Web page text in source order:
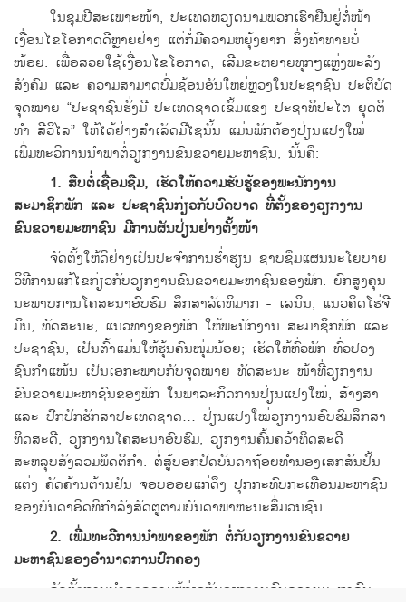
​ໃນ​ຊຸມ​ປີ​ສະ​ເພາະ​ໜ້າ, ປະ​ເທດ​ຫວຽດນາມ​ພວກ​ເຮົາ​ຢືນ​ຢູ່​ຕໍ່ໜ້າ​​
ເງື່ອນ​ໄຂໂອກາດ​ດີຫຼາຍ​ຢ່າງ ​ແຕ່​ກໍ່​ມີ​ຄວາມ​ຫຍຸ້ງຍາກ ສິ່ງ​ທ້າ​ທາຍ​ບໍ່​
ໜ້ອຍ. ​ເພື່ອ​ສວຍ​ໃຊ້​ເງື່ອນ​ໄຂ​ໂອກາດ, ​ເສີມ​ຂະຫຍາຍ​ທຸກໆ​ແຫຼ່ງພະລັງ​
ສັງຄົມ ​ແລະ ຄວາມ​ສາມາດ​ບົ່ມ​ຊ້ອນ​ອັນ​ໃຫຍ່​ຫຼວງ​ໃນ​ປະຊາຊົນ ປະຕິບັດ
ຈຸດໝາຍ “ປະຊາຊົນ​ຮັ່ງມີ ປະ​ເທດ​ຊາດ​ເຂັ້ມ​ແຂງ ປະຊາທິປະ​ໄຕ ຍຸດຕິ​
ທຳ ສີວິ​ໄລ” ​​ໃຫ້ໄດ້​ຢ່າງ​ສຳ​ເລັດ​ມີ​ໄຊນັ້ນ ​ແມ່ນ​ພັກ​ຕ້ອງປ່ຽນ​ແປງ​ໃໝ່ ​
ເພີ່ມ​ທະວີ​ການ​ນຳພາ​ຕໍ່ວຽກ​ງານ​ຂົນຂວາຍ​ມະຫາຊົນ​, ນັ້ນຄື:
1. ສືບ​ຕໍ່​ເຊື່ອມ​ຊືມ, ​ເຮັດ​ໃຫ້​ຄວາມ​ຮັບ​ຮູ້ຂອງ​ພະນັກງານ
ສະມາຊິກ​ພັກ ​ແລະ ປະຊາຊົນ​ກ່ຽວ​ກັບ​ບົດບາດ ທີ່​ຕັ້ງ​ຂອງວຽກ​ງານ​
ຂົນຂວາຍ​ມະຫາຊົນ​ ມີ​ການ​ຜັນ​ປ່ຽນຢ່າງ​ຕັ້ງໜ້າ
ຈັດ​ຕັ້ງໃຫ້​ດີ​ຢ່າງ​ເປັນ​ປະຈຳການ​ຮ່ຳຮຽນ ຊາບ​ຊືມ​ແຜນ​ນະ​ໂຍບາຍ
ວິທີ​ການ​ແກ້​ໄຂ​ກ່ຽວ​ກັບວຽກ​ງານ​ຂົນຂວາຍ​ມະຫາຊົນ​ຂອງ​ພັກ. ຍົກ​ສູງຄຸນ​
ນະພາ​ບການ​ໂຄສະນາ​ອົບຮົມ ສຶກສາ​ລັດທິ​ມາກ - ​ເລ​ນິນ, ​ແນວ​ຄິດ​ໂຮ່ຈີ​
ມິ​ນ, ທັດສະນະ, ​ແນວທາງ​ຂອງ​ພັກ ​ໃຫ້​ພະນັກງານ ສະມາຊິກ​ພັກ ​ແລະ
ປະຊາ​ຊົນ, ​ເປັນ​ຕົ້າ​ແມ່ນ​ໃຫ້​ຮຸ້ນ​ຄົນ​ໜຸ່ມ​ນ້ອຍ; ​ເຮັດ​ໃຫ້​ທົ່ວ​ພັກ ທົ່ວ​ປວງ​
ຊົນ​ກຳ​ແໜ້ນ ​ເປັນ​ເອກະ​ພາບ​ກັບ​ຈຸດໝາຍ ທັດສະນະ ໜ້າ​ທີ່ວຽກ​ງານ​
ຂົນຂວາຍ​ມະຫາຊົນ​ຂອງ​ພັກ ​ໃນ​ພາລະກິດ​ການ​ປ່ຽນ​ແປງ​ໃໝ່, ສ້າງສາ ​
ແລະ ປົກ​ປັກ​ຮັກສາ​ປະ​ເທດ​ຊາດ… ປ່ຽນ​ແປງ​ໃໝ່​ວຽກ​ງານ​ອົບຮົ​ມສຶກສາ
ທິດ​ສະ​ດີ, ວຽກ​ງານ​ໂຄສະນາ​ອົບຮົມ, ວຽກ​ງານ​ຄົ້ນຄວ້າ​ທິດ​ສະ​ດີ
ສະຫລຸບ​ສັງ​ລວ​ມພຶດຕິ​ກຳ. ຕໍ່ສູ້​ບອກ​ປັດ​ບັນດາ​ຖ້ອຍ​ທຳນອງ​ເສກ​ສັນ​ປັ້ນ​
ແຕ່ງ ຄັດຄ້ານ​ຕ້ານ​ຢັນ ຈອບ​ອອຍ​ແກ່​ດຶງ ປຸກ​ກະທົບ​ກະ​ເທືອ​ນມະຫາຊົນ​
ຂອງ​ບັນດາ​ອິດ​ທິກຳລັງ​ສັດຕູ​ຕາມ​ບັນດາ​ພາຫະນະ​ສື່​ມວນຊົນ.
2. ​ເພີ່ມ​ທະວີ​ການ​ນຳພາ​ຂອງ​ພັກ ຕໍ່​ກັບ​ວຽກ​ງານ​ຂົນຂວາຍ​
ມະຫາຊົນ​ຂອງ​ອຳນາດ​ການ​ປົກຄອງ
ຈັດ​ຕັ້ງ​ການ​ບຳລຸງ​ຄວາມ​ຮູ້ກ່ຽວ​ກັບວຽກ​ງານ​ຂົນຂວາຍ​ມະຫາຊົນ ​​